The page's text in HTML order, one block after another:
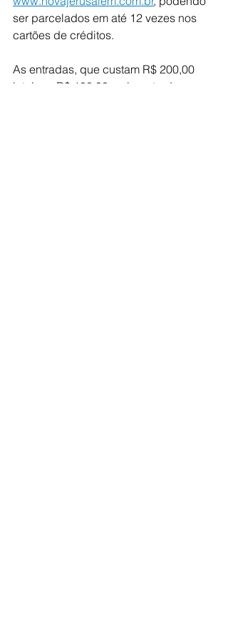
ser parcelados em até 12 vezes nos
cartões de créditos.
As entradas, que custam R$ 200,00
inteira e R$ 100,00 meia-entrada,